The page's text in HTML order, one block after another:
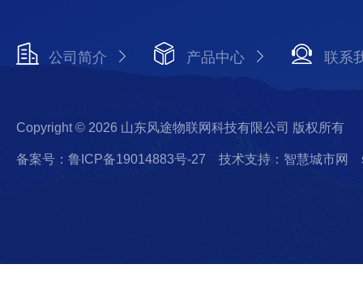
公司简介 产品中心 联系
Copyright © 2026 山东风途物联网科技有限公司 版权所有
备案号：鲁ICP备19014883号-27 技术支持：智慧城市网